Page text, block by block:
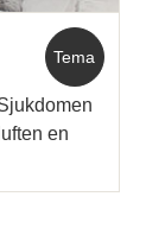
Tema
en